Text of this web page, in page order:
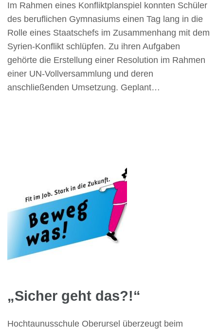
Im Rahmen eines Konfliktplanspiel konnten Schüler
des beruflichen Gymnasiums einen Tag lang in die
Rolle eines Staatschefs im Zusammenhang mit dem
Syrien-Konflikt schlüpfen. Zu ihren Aufgaben
gehörte die Erstellung einer Resolution im Rahmen
einer UN-Vollversammlung und deren
anschließenden Umsetzung. Geplant…
„Sicher geht das?!“
Hochtaunusschule Oberursel überzeugt beim